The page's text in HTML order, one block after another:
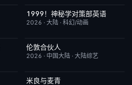
更新至第3集 10.0
1999！神秘学对策部英语
2026 · 大陆 · 科幻/动画
更新至第1期
伦敦合伙人
2026 · 中国大陆 · 大陆综艺
更新至第15集
米良与麦青